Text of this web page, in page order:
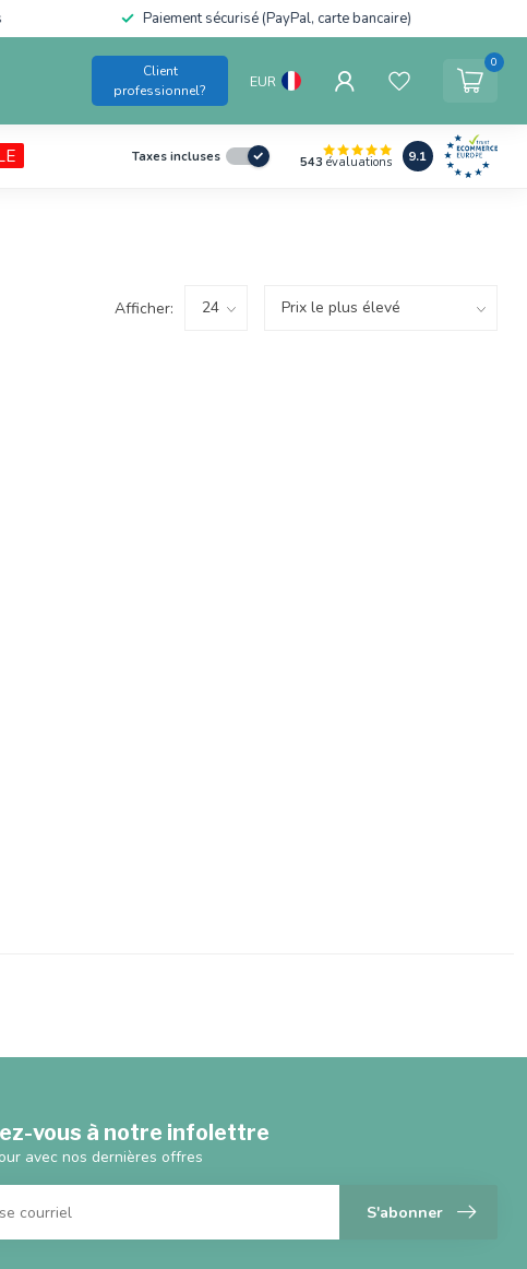
Paiement sécurisé (PayPal, carte bancaire)
Client
professionnel?
EUR
0
Taxes incluses 543 évaluations 9.1
Afficher:
vous à notre infolettre
avec nos dernières offres
S'abonner